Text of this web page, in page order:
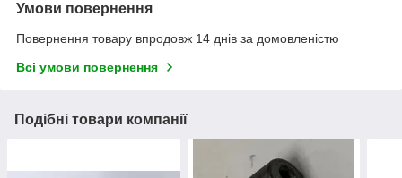
Умови повернення
Повернення товару впродовж 14 днів за домовленістю
Всі умови повернення
Подібні товари компанії